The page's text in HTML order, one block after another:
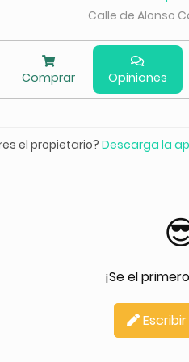
Calle de Alonso
Comprar Opiniones
el propietario? Descarga la
¡Se el